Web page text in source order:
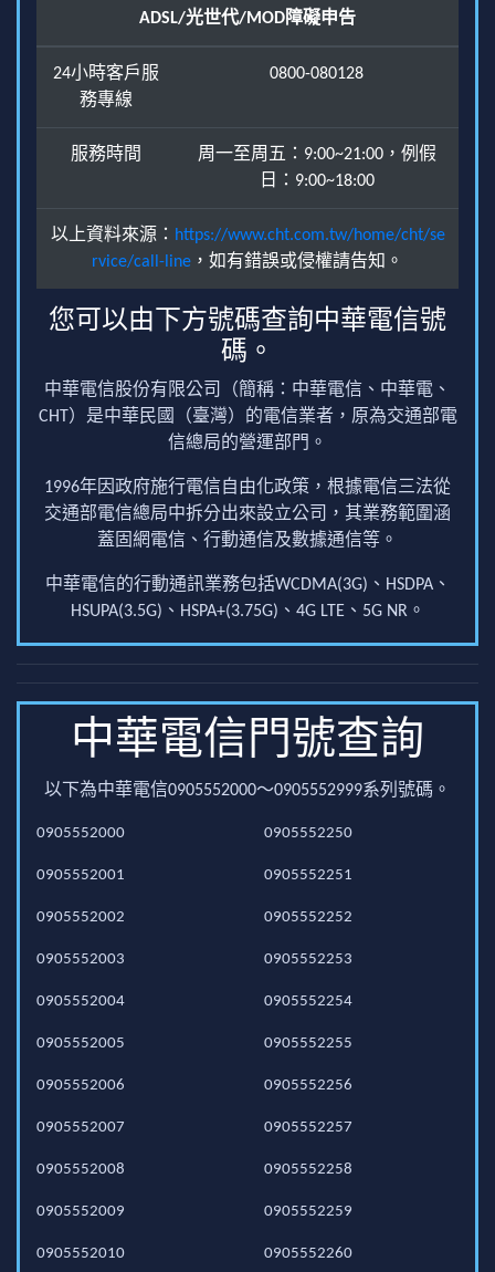
ADSL/光世代/MOD障礙申告
24小時客戶服
務專線
0800-080128
服務時間
周一至周五：9:00~21:00，例假
日：9:00~18:00
以上資料來源： https://www.cht.com.tw/home/cht/se
rvice/call-line ，如有錯誤或侵權請告知。
您可以由下方號碼查詢中華電信號
碼。
中華電信股份有限公司（簡稱：中華電信、中華電、
CHT）是中華民國（臺灣）的電信業者，原為交通部電
信總局的營運部門。
1996年因政府施行電信自由化政策，根據電信三法從
交通部電信總局中拆分出來設立公司，其業務範圍涵
蓋固網電信、行動通信及數據通信等。
中華電信的行動通訊業務包括WCDMA(3G)、HSDPA、
HSUPA(3.5G)、HSPA+(3.75G)、4G LTE、5G NR。
中華電信門號查詢
以下為中華電信0905552000～0905552999系列號碼。
0905552000
0905552001
0905552002
0905552003
0905552004
0905552005
0905552006
0905552007
0905552008
0905552009
0905552010
0905552250
0905552251
0905552252
0905552253
0905552254
0905552255
0905552256
0905552257
0905552258
0905552259
0905552260